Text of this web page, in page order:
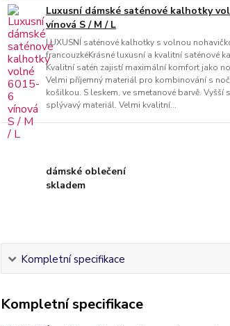
Luxusní dámské saténové kalhotky
vínová S / M / L
LUXUSNÍ saténové kalhotky s volnou
francouzkéKrásné luxusní a kvalitní saténové
Kvalitní satén zajistí maximální komfort jako
Velmi příjemný materiál pro kombinování s
košilkou. S leskem, ve smetanové barvě. Vyšší
splývavý materiál. Velmi kvalitní...
dámské oblečení
skladem
Kompletní specifikace
Kompletní specifikace